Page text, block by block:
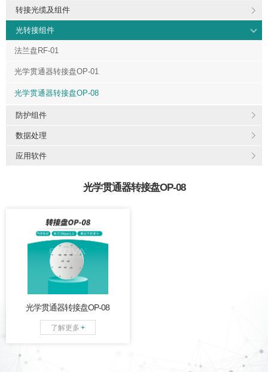
转接光缆及组件
光转接组件
法兰盘RF-01
光学贯通器转接盘OP-01
光学贯通器转接盘OP-08
防护组件
数据处理
应用软件
光学贯通器转接盘OP-08
光学贯通器转接盘OP-08
了解更多 +
通道内含内外贯通光路，气
密性好，球形光学对接面，